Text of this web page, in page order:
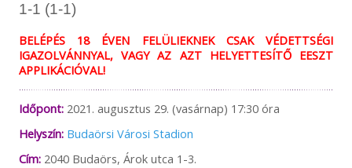
1-1 (1-1)
BELÉPÉS 18 ÉVEN FELÜLIEKNEK CSAK VÉDETTSÉGI
IGAZOLVÁNNYAL, VAGY AZ AZT HELYETTESÍTŐ EESZT
APPLIKÁCIÓVAL!
Időpont:2021. augusztus 29. (vasárnap) 17:30 óra
Helyszín: Budaörsi Városi Stadion
Cím:2040 Budaörs, Árok utca 1-3.